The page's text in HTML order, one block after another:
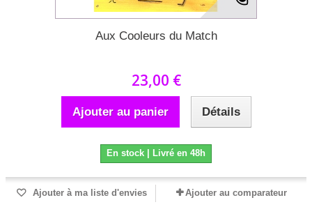
Aux Cooleurs du Match
23,00 €
Ajouter au panier Détails
En stock | Livré en 48h
Ajouter à ma liste d'envies Ajouter au comparateur